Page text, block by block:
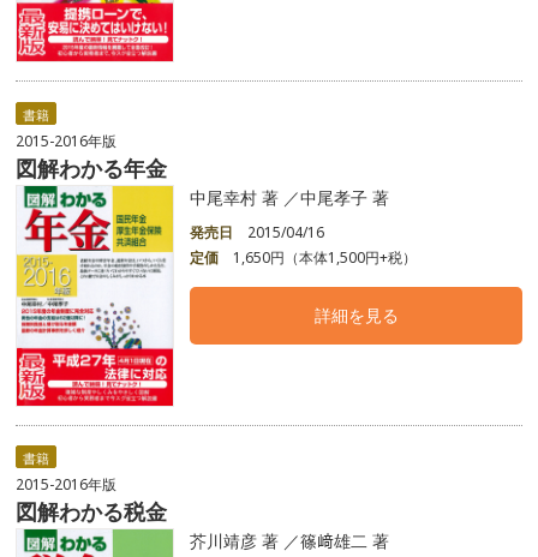
書籍
2015-2016年版
図解わかる年金
中尾幸村 著 ／中尾孝子 著
発売日
2015/04/16
定価
1,650円（本体1,500円+税）
詳細を見る
書籍
2015-2016年版
図解わかる税金
芥川靖彦 著 ／篠﨑雄二 著